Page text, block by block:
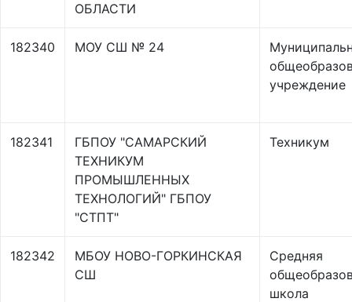
ОБЛАСТИ
182340 МОУ СШ № 24
учреждение
182341
ГБПОУ "САМАРСКИЙ
ТЕХНИКУМ
ПРОМЫШЛЕННЫХ
ТЕХНОЛОГИЙ" ГБПОУ
"СТПТ"
Техникум
182342
МБОУ НОВО-ГОРКИНСКАЯ
СШ
Средняя
школа